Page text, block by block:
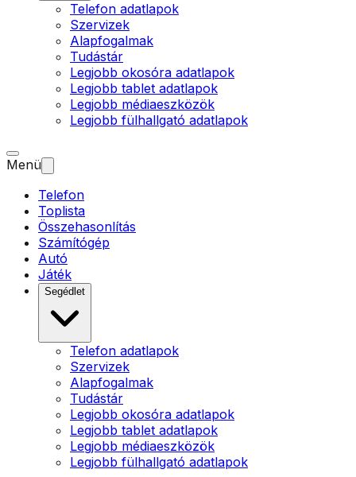
Telefon adatlapok
Szervizek
Alapfogalmak
Tudástár
Legjobb okosóra adatlapok
Legjobb tablet adatlapok
Legjobb médiaeszközök
Legjobb fülhallgató adatlapok
Menü
Telefon
Toplista
Összehasonlítás
Számítógép
Autó
Játék
Segédlet
Telefon adatlapok
Szervizek
Alapfogalmak
Tudástár
Legjobb okosóra adatlapok
Legjobb tablet adatlapok
Legjobb médiaeszközök
Legjobb fülhallgató adatlapok